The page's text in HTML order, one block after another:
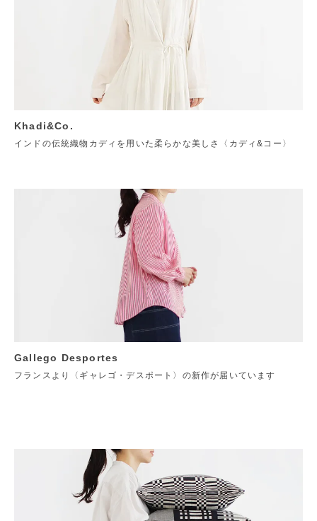
Khadi&Co.
インドの伝統織物カディを用いた柔らかな美しさ〈カディ&コー〉
Gallego Desportes
フランスより〈ギャレゴ・デスポート〉の新作が届いています